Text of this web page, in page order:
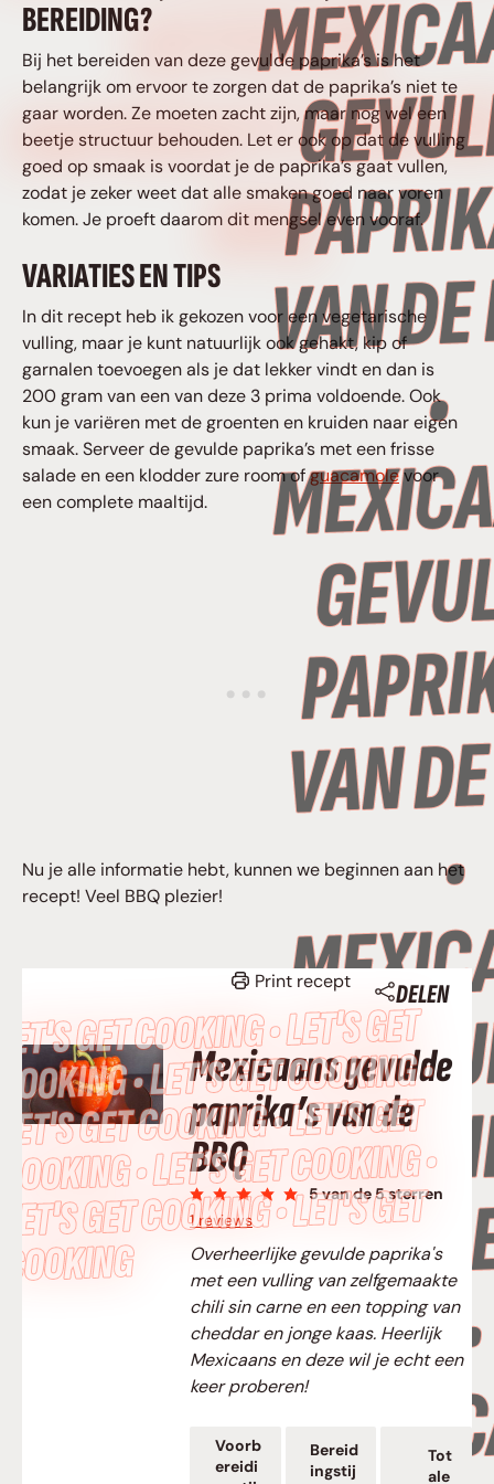
GEVULDE
PAPRIKA’S VAN
BBQ
BEREIDING?
Bij het bereiden van deze gevulde paprika’s is het
belangrijk om ervoor te zorgen dat de paprika’s niet te
gaar worden. Ze moeten zacht zijn, maar nog wel een
beetje structuur behouden. Let er ook op dat de vulling
goed op smaak is voordat je de paprika’s gaat vullen,
zodat je zeker weet dat alle smaken goed naar voren
komen. Je proeft daarom dit mengsel even vooraf.
VARIATIES EN TIPS
In dit recept heb ik gekozen voor een vegetarische
vulling, maar je kunt natuurlijk ook gehakt, kip of
garnalen toevoegen als je dat lekker vindt en dan is
200 gram van een van deze 3 prima voldoende. Ook
kun je variëren met de groenten en kruiden naar eigen
smaak. Serveer de gevulde paprika’s met een frisse
salade en een klodder zure room ofguacamolevoor
een complete maaltijd.
Nu je alle informatie hebt, kunnen we beginnen aan het
recept! Veel BBQ plezier!
GET COOKING • LET’S GET
• LET’S GET COOKING •
GET COOKING • LET’S GET
COOKING • LET’S GET COOKING •
LET’S GET COOKING • LET’S GET
COOKING
Print recept DELEN
Mexicaans gevulde
paprika’s van de
BBQ
5van de 5 sterren
1 reviews
Overheerlijke gevulde paprika's
met een vulling van zelfgemaakte
chili sin carne en een topping van
cheddar en jonge kaas. Heerlijk
Mexicaans en deze wil je echt een
keer proberen!
Voorb
ereidi
Bereid
ingstij
Tot
ale